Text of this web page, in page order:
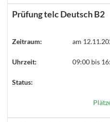
Prüfung telc Deutsch B2
Zeitraum: am
Uhrzeit: 09:00 bis
Status: